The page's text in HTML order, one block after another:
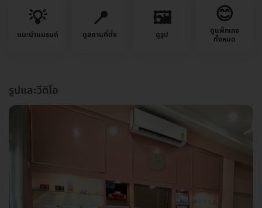
💡
แนะนำแบรนด์
📍
ดูสถานที่ตั้ง
🖼️
ดูรูป
😊
ดูแพ็กเกจ
ทั้งหมด
รูปและวีดิโอ